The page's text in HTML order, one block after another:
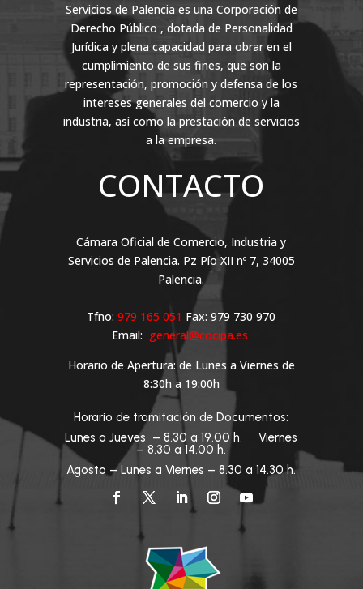
Servicios de Palencia es una Corporación de
Derecho Público , dotada de Personalidad
Jurídica y plena capacidad para obrar en el
cumplimiento de sus fines, que son la
representación, promoción y defensa de los
intereses generales del comercio y la
industria, así como la prestación de servicios
a la empresa.
CONTACTO
Cámara Oficial de Comercio, Industria y
Servicios de Palencia. Pz Pío XII nº 7, 34005
Palencia.
Tfno:979 165 051 Fax: 979 730 970
Email: general@cocipa.es
Horario de Apertura: de Lunes a Viernes de
8:30h a 19:00h
Horario de tramitación de Documentos:
Lunes a Jueves – 8.30 a 19.00 h. Viernes
– 8.30 a 14.00 h.
Agosto – Lunes a Viernes – 8.30 a 14.30 h.